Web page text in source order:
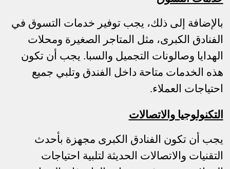
بالإضافة إلى ذلك، يجب توفير خدمات التسوق في
الفنادق الكبرى، مثل المتاجر الصغيرة ومحلات
الهدايا وصالونات التجميل والسبا. يجب أن تكون
هذه الخدمات متاحة داخل الفندق وتلبي جميع
احتياجات العملاء.
التكنولوجيا والاتصالات
يجب أن تكون الفنادق الكبرى مجهزة بأحدث
التقنيات والاتصالات الحديثة لتلبية احتياجات